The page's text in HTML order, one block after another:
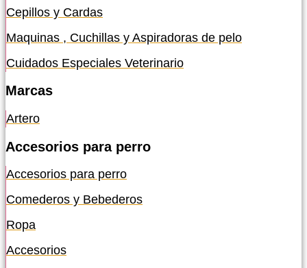
Cepillos y Cardas
Maquinas , Cuchillas y Aspiradoras de pelo
Cuidados Especiales Veterinario
Marcas
Artero
Accesorios para perro
Accesorios para perro
Comederos y Bebederos
Ropa
Accesorios